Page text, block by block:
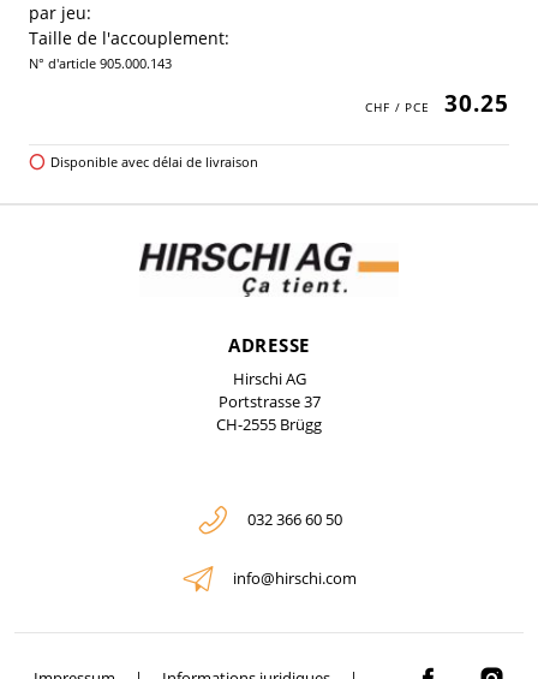
par jeu:
Taille de l'accouplement:
N° d'article 905.000.143
30.25
Disponible avec délai de livraison
ADRESSE
Hirschi AG
Portstrasse 37
CH-2555 Brügg
032 366 60 50
info@hirschi.com